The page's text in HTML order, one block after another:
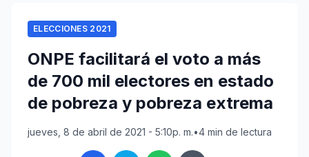
ELECCIONES 2021
ONPE facilitará el voto a más
de 700 mil electores en estado
de pobreza y pobreza extrema
jueves, 8 de abril de 2021 - 5:10p. m.•4 min de lectura